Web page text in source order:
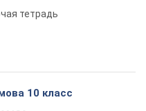
тетрадь
10 класс